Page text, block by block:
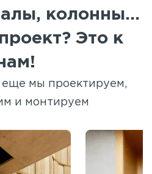
колонны...
Это к
еще мы проектируем,
и монтируем